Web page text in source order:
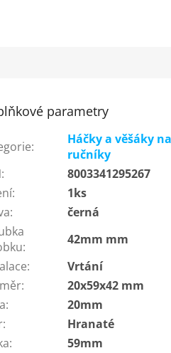
parametry
:
Háčky a věšáky
ručníky
:
8003341295267
:
1ks
:
černá
:
42mm mm
:
Vrtání
:
20x59x42 mm
:
20mm
:
Hranaté
:
59mm